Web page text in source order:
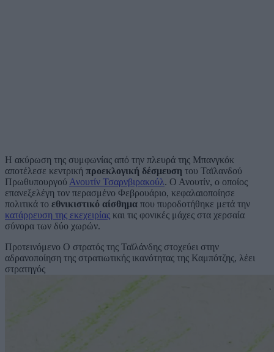
Η ακύρωση της συμφωνίας από την πλευρά της Μπανγκόκ
αποτέλεσε κεντρική προεκλογική δέσμευση του Ταϊλανδού
Πρωθυπουργού Ανουτίν Τσαρνβιρακούλ. Ο Ανουτίν, ο οποίος
επανεξελέγη τον περασμένο Φεβρουάριο, κεφαλαιοποίησε
πολιτικά το εθνικιστικό αίσθημα που πυροδοτήθηκε μετά την
κατάρρευση της εκεχειρίας και τις φονικές μάχες στα χερσαία
σύνορα των δύο χωρών.
Προτεινόμενο Ο στρατός της Ταϊλάνδης στοχεύει στην
αδρανοποίηση της στρατιωτικής ικανότητας της Καμπότζης, λέει
στρατηγός